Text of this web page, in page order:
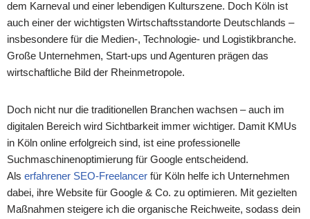
dem Karneval und einer lebendigen Kulturszene. Doch Köln ist
auch einer der wichtigsten Wirtschaftsstandorte Deutschlands –
insbesondere für die Medien-, Technologie- und Logistikbranche.
Große Unternehmen, Start-ups und Agenturen prägen das
wirtschaftliche Bild der Rheinmetropole.
Doch nicht nur die traditionellen Branchen wachsen – auch im
digitalen Bereich wird Sichtbarkeit immer wichtiger. Damit KMUs
in Köln online erfolgreich sind, ist eine professionelle
Suchmaschinenoptimierung für Google entscheidend.
Als erfahrener SEO-Freelancer für Köln helfe ich Unternehmen
dabei, ihre Website für Google & Co. zu optimieren. Mit gezielten
Maßnahmen steigere ich die organische Reichweite, sodass dein